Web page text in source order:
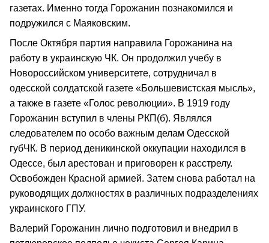
газетах. Именно тогда Горожанин познакомился и
подружился с Маяковским.
После Октября партия направила Горожанина на
работу в украинскую ЧК. Он продолжил учебу в
Новороссийском университете, сотрудничал в
одесской солдатской газете «Большевистская мысль»,
а также в газете «Голос революции». В 1919 году
Горожанин вступил в члены РКП(б). Являлся
следователем по особо важным делам Одесской
губЧК. В период деникинской оккупации находился в
Одессе, был арестован и приговорен к расстрелу.
Освобожден Красной армией. Затем снова работал на
руководящих должностях в различных подразделениях
украинского ГПУ.
Валерий Горожанин лично подготовил и внедрил в